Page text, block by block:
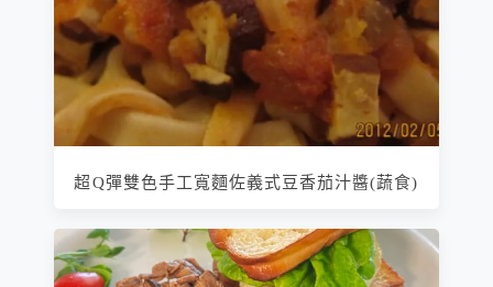
超Q彈雙色手工寬麵佐義式豆香茄汁醬(蔬食)